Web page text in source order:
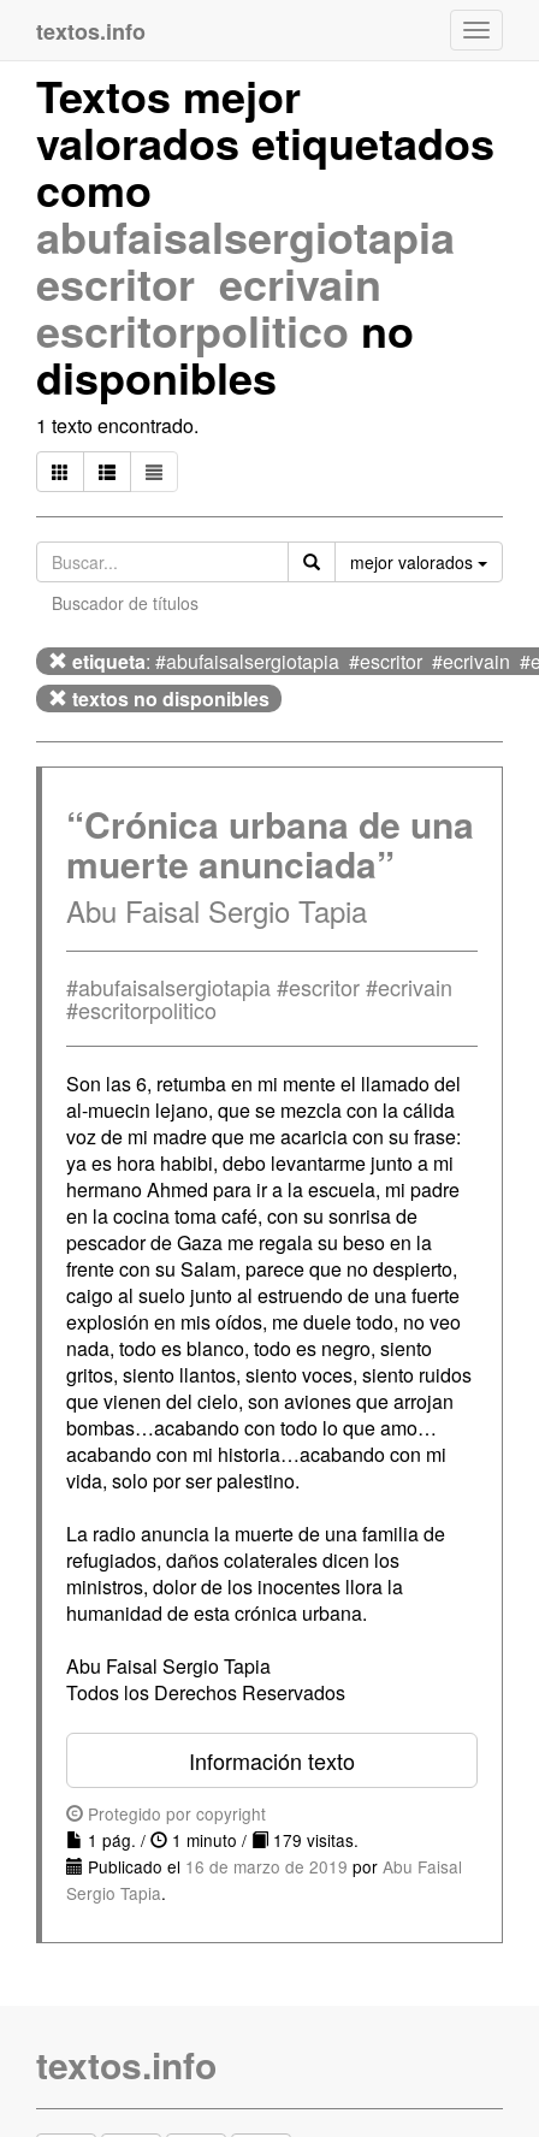
textos.info
Textos mejor
valorados etiquetados
como
abufaisalsergiotapia
escritor ecrivain
escritorpolitico no
disponibles
1 texto encontrado.
mejor valorados
Buscador de títulos
etiqueta: #abufaisalsergiotapia #escritor #ecrivain
textos no disponibles
“Crónica urbana de una
muerte anunciada”
Abu Faisal Sergio Tapia
#abufaisalsergiotapia #escritor #ecrivain
#escritorpolitico
Son las 6, retumba en mi mente el llamado del
al-muecin lejano, que se mezcla con la cálida
voz de mi madre que me acaricia con su frase:
ya es hora habibi, debo levantarme junto a mi
hermano Ahmed para ir a la escuela, mi padre
en la cocina toma café, con su sonrisa de
pescador de Gaza me regala su beso en la
frente con su Salam, parece que no despierto,
caigo al suelo junto al estruendo de una fuerte
explosión en mis oídos, me duele todo, no veo
nada, todo es blanco, todo es negro, siento
gritos, siento llantos, siento voces, siento ruidos
que vienen del cielo, son aviones que arrojan
bombas…acabando con todo lo que amo…
acabando con mi historia…acabando con mi
vida, solo por ser palestino.
La radio anuncia la muerte de una familia de
refugiados, daños colaterales dicen los
ministros, dolor de los inocentes llora la
humanidad de esta crónica urbana.
Abu Faisal Sergio Tapia
Todos los Derechos Reservados
Información texto
Protegido por copyright
1 pág. /
1 minuto /
179 visitas.
Publicado el 16 de marzo de 2019 por Abu Faisal
Sergio Tapia.
textos.info